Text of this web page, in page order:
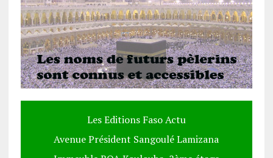
Les Editions Faso Actu
Avenue Président Sangoulé Lamizana